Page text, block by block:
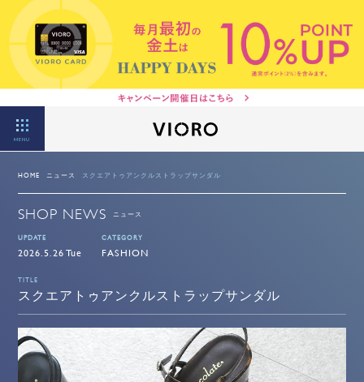
MENU
HOME ニュース スクエアトゥアンクルストラップサンダル
SHOP NEWS ニュース
UPDATE
2026.5.26 Tue
CATEGORY
FASHION
TITLE
スクエアトゥアンクルストラップサンダル